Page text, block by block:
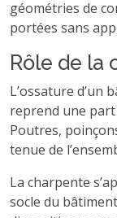
géométries de
portées sans
Rôle de la
L’ossature d’un
reprend une
Poutres,
tenue de
La charpente
socle du